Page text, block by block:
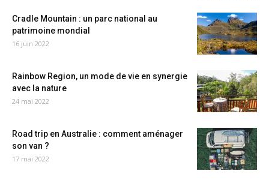
Cradle Mountain : un parc national au
patrimoine mondial
16 juin 2022
Rainbow Region, un mode de vie en synergie
avec la nature
24 mai 2022
Road trip en Australie : comment aménager
son van ?
17 mai 2022